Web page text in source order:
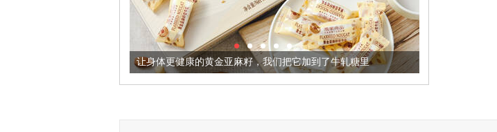
让身体更健康的黄金亚麻籽，我们把它加到了牛轧糖里 被列入佛家七